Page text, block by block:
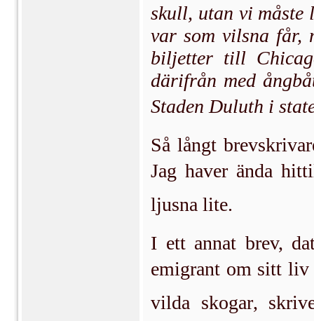
skull, utan vi måste
var som vilsna får,
biljetter till
därifrån med
Staden Duluth i
Så långt
Jag haver ända
ljusna lite.
I ett annat brev,
emigrant om sitt liv
vilda skogar,